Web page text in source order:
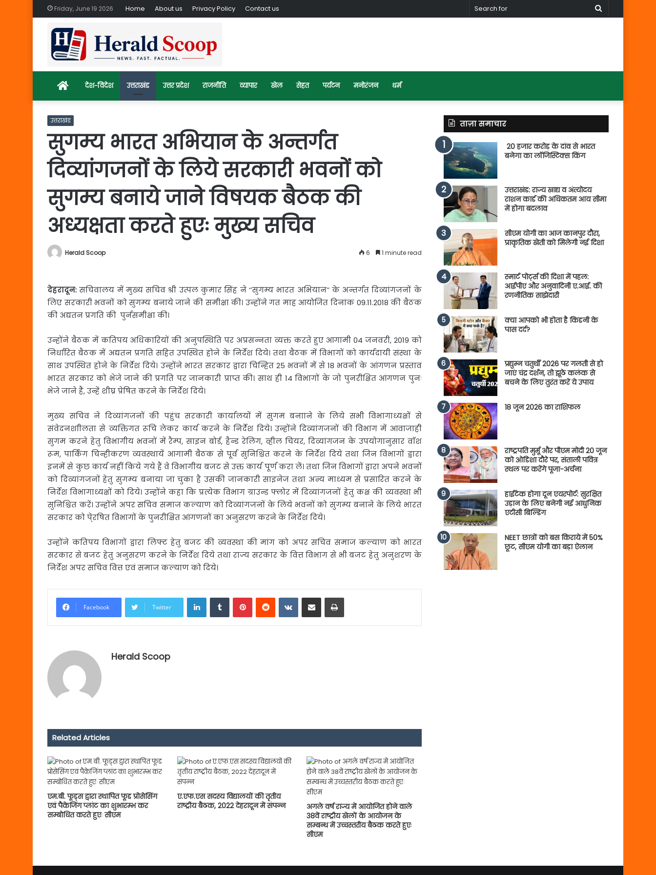
Friday, June 19 2026 Home About us Privacy Policy Contact us
Search
Homeदेश-विदेश उत्तराखंड उत्तर प्रदेश राजनीति व्यापार खेल सेहत पर्यटन मनोरंजन धर्म
उत्तराखंड
सुगम्य भारत अभियान के अन्तर्गत
दिव्यांगजनों के लिये सरकारी भवनों को
सुगम्य बनाये जाने विषयक बैठक की
अध्यक्षता करते हुएः मुख्य सचिव
Herald Scoop 6 1 minute read
देहरादून:सचिवालय में मुख्य सचिव श्री उत्पल कुमार सिंह ने ‘‘सुगम्य भारत अभियान’’ के अन्तर्गत दिव्यांगजनों के
लिए सरकारी भवनों को सुगम्य बनाये जाने की समीक्षा की। उन्होंने गत माह आयोजित दिनांक 09.11.2018 की बैठक
की अद्यतन प्रगति की पुर्नसमीक्षा की।
उन्होंने बैठक में कतिपय अधिकारियों की अनुपस्थिति पर अप्रसन्नता व्यक्त करते हुए आगामी 04 जनवरी, 2019 को
निर्धारित बैठक में अद्यतन प्रगति सहित उपस्थित होने के निर्देश दिये। तथा बैठक में विभागों को कार्यदायी संस्था के
साथ उपस्थित होने के निर्देश दिये। उन्होंने भारत सरकार द्वारा चिन्हित 25 भवनों में से 18 भवनों के आंगणन प्रस्ताव
भारत सरकार को भेजे जाने की प्रगति पर जानकारी प्राप्त की। साथ ही 14 विभागों के जो पुनरीक्षित आंगणन पुनः
भेजे जाने हैं, उन्हें शीघ्र प्रेषित करने के निर्देश दिये।
मुख्य सचिव ने दिव्यांगजनों की पहुंच सरकारी कार्यालयों में सुगम बनााने के लिये सभी विभागाध्यक्षों से
संवेदनशाीलता से व्यक्तिगत रूचि लेकर कार्य करने के निर्देश दिये। उन्होंने दिव्यांगजनों की विभाग में आवाजाही
सुगम करने हेतु विभागीय भवनों में रैम्प, साइन बोर्ड, हैन्ड रेलिंग, व्हील चियर, दिव्यांगजन के उपयोगानुसार वाॅश
रूम, पार्किंग चिन्हीकरण व्यवस्थायें आगामी बैठक से पूर्व सुनिश्चित करने के निर्देश दिये तथा जिन विभागों द्वारा
इनमें से कुछ कार्य नहीं किये गये हैं वे विभागीय बजट से उक्त कार्य पूर्ण करा लें। तथा जिन विभागों द्वारा अपने भवनों
को दिव्यांगजनों हेतु सुगम्य बनाया जा चुका है उसकी जानकारी साइनेज तथा अन्य माध्यम से प्रसारित करने के
निर्देश विभागाध्यक्षों को दिये। उन्होंने कहा कि प्रत्येक विभाग ग्राउन्ड फ्लोर में दिव्यांगजनों हेतु कक्ष की व्यवस्था भी
सुनिश्चित करें। उन्होंने अपर सचिव समाज कल्याण को दिव्यांगजनों के लिये भवनों को सुगम्य बनाने के लिये भारत
सरकार को पे्रषित विभागों के पुनरीक्षित आंगणनों का अनुसरण करने के निर्देश दिये।
उन्होंने कतिपय विभागों द्वारा लिफ्ट हेतु बजट की व्यवस्था की मांग को अपर सचिव समाज कल्याण को भारत
सरकार से बजट हेतु अनुसरण करने के निर्देश दिये तथा राज्य सरकार के वित्त विभाग से भी बजट हेतु अनुशरण के
निर्देश अपर सचिव वित्त एवं समाज कल्याण को दिये।
Facebook Twitter
LinkedInTumblrPinterestReddit VKontakte
Share via Email Print
Herald Scoop
Related Articles
एम.बी. फूड्स द्वारा स्थापित फूड प्रोसेसिंग
एवं पैकेजिंग प्लांट का शुभारम्भ कर
सम्बोधित करते हुएः सीएम
ए.एफ.एस सदस्य विद्यालयों की तृतीय
राष्ट्रीय बैठक, 2022 देहरादून में संपन्न
अगले वर्ष राज्य में आयोजित होने वाले
38वें राष्ट्रीय खेलों के आयोजन के
सम्बन्ध में उच्चस्तरीय बैठक करते हुएः
सीएम
ताज़ा समाचार
20 हजार करोड़ के दांव से भारत
बनेगा का लॉजिस्टिक्स किंग
उत्तराखंड: राज्य खाद्य व अंत्योदय
राशन कार्ड की अधिकतम आय सीमा
में होगा बदलाव
सीएम योगी का आज कानपुर दौरा,
प्राकृतिक खेती को मिलेगी नई दिशा
स्मार्ट पोर्ट्स की दिशा में पहल:
आईपीए और अनुवादिनी ए.आई. की
रणनीतिक साझेदारी
क्या आपको भी होता है किडनी के
पास दर्द?
प्रद्युम्न चतुर्थी 2026 पर गलती से हो
जाएं चंद्र दर्शन, तो झूठे कलंक से
बचने के लिए तुरंत करें ये उपाय
18 जून 2026 का राशिफल
राष्ट्रपति मुर्मू और पीएम मोदी 20 जून
को ओडिशा दौरे पर, संताली पवित्र
स्थल पर करेंगे पूजा-अर्चना
हाईटेक होगा दून एयरपोर्ट: सुरक्षित
उड़ान के लिए बनेगी नई आधुनिक
एटीसी बिल्डिंग
NEET छात्रों को बस किराये में 50%
छूट, सीएम योगी का बड़ा ऐलान